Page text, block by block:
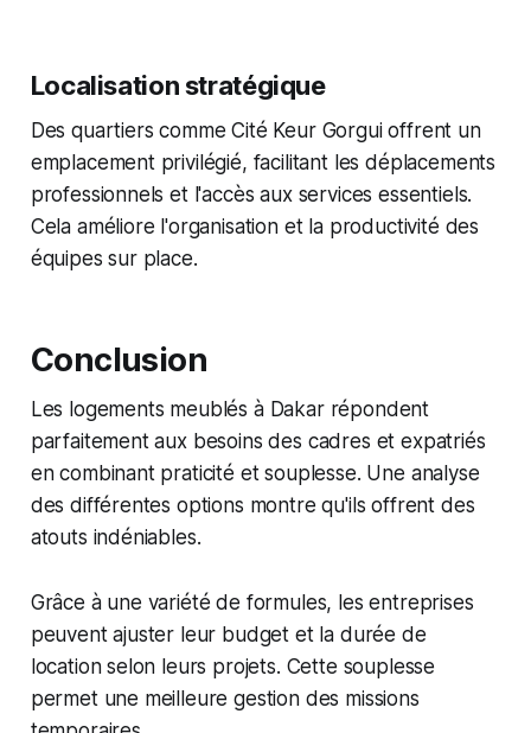
Localisation stratégique
Des quartiers comme Cité Keur Gorgui offrent un
emplacement privilégié, facilitant les déplacements
professionnels et l'accès aux services essentiels.
Cela améliore l'organisation et la productivité des
équipes sur place.
Conclusion
Les logements meublés à Dakar répondent
parfaitement aux besoins des cadres et expatriés
en combinant praticité et souplesse. Une analyse
des différentes options montre qu'ils offrent des
atouts indéniables.
Grâce à une variété de formules, les entreprises
peuvent ajuster leur budget et la durée de
location selon leurs projets. Cette souplesse
permet une meilleure gestion des missions